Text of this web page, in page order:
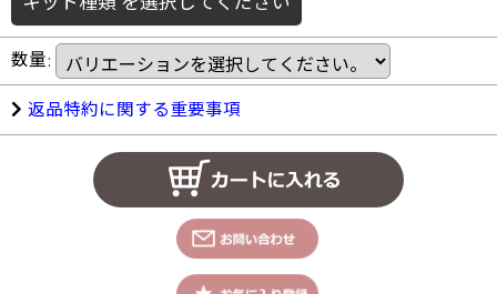
数量:
返品特約に関する重要事項